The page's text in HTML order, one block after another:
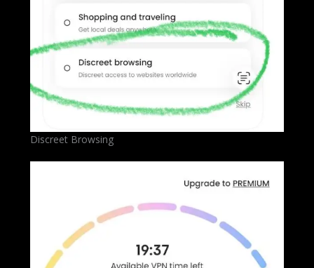
Discreet Browsing